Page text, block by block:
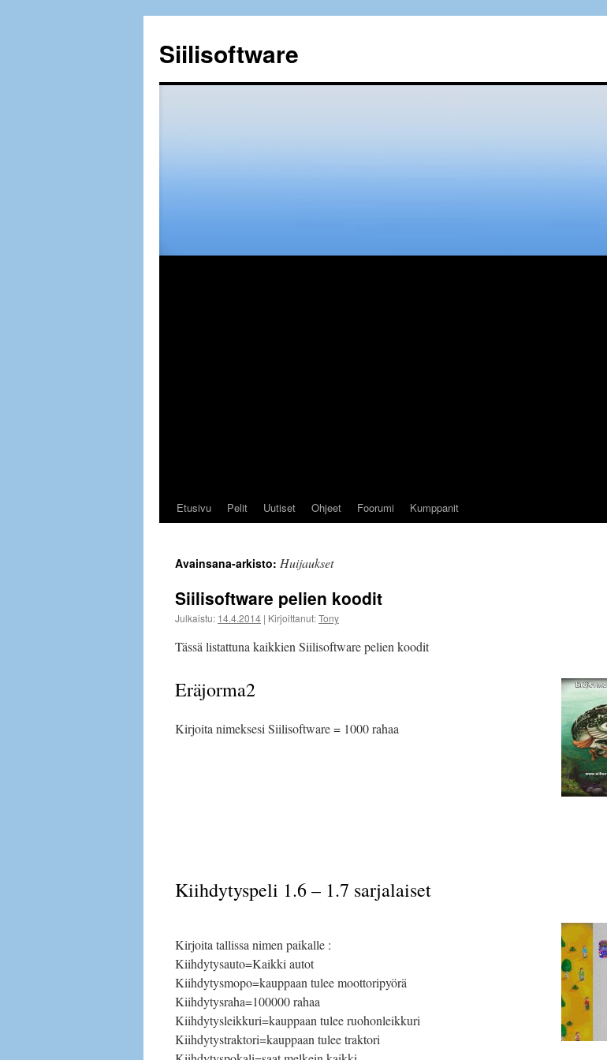
Siilisoftware
Etusivu Pelit Uutiset Ohjeet Foorumi Kumppanit
Avainsana-arkisto: Huijaukset
Siilisoftware pelien koodit
Julkaistu: 14.4.2014 | Kirjoittanut:Tony
Tässä listattuna kaikkien Siilisoftware pelien koodit
Eräjorma2
Kirjoita nimeksesi Siilisoftware = 1000 rahaa
Kiihdytyspeli 1.6 – 1.7 sarjalaiset
Kirjoita tallissa nimen paikalle :
Kiihdytysauto=Kaikki autot
Kiihdytysmopo=kauppaan tulee moottoripyörä
Kiihdytysraha=100000 rahaa
Kiihdytysleikkuri=kauppaan tulee ruohonleikkuri
Kiihdytystraktori=kauppaan tulee traktori